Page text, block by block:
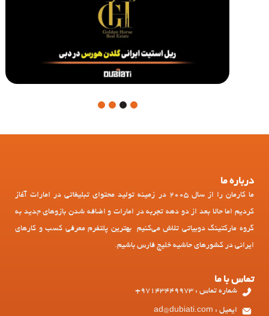
1
درباره ما
ما کارمان را از سال 2005 در زمینه تولید محتوای تبلیغاتی در امارات آغاز
کردیم اما حالا بعد از دو دهه تجربه در امارات و اضافه شدن بازوهای جدید به
گروه مارکتینگ دوبیاتی تلاش می‌کنیم بهترین پلتفرم معرفی کسب و کارهای
ایرانی در کشورهای حاشیه خلیج فارس باشیم.
تماس با ما
شماره تماس : 97143449973+
ایمیل : ad@dubiati.com